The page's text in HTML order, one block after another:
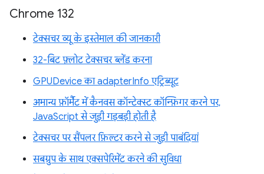
Chrome 132
टेक्सचर व्यू के इस्तेमाल की जानकारी
32-बिट फ़्लोट टेक्सचर ब्लेंड करना
GPUDevice का adapterInfo एट्रिब्यूट
अमान्य फ़ॉर्मैट में कैनवस कॉन्टेक्स्ट कॉन्फ़िगर करने पर,
JavaScript से जुड़ी गड़बड़ी होती है
टेक्सचर पर सैंपलर फ़िल्टर करने से जुड़ी पाबंदियां
सबग्रुप के साथ एक्सपेरिमेंट करने की सुविधा